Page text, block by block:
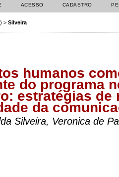
ACESSO CADASTRO
> Silveira
humanos
do programa
estratégias de
da
Silveira, Veronica de